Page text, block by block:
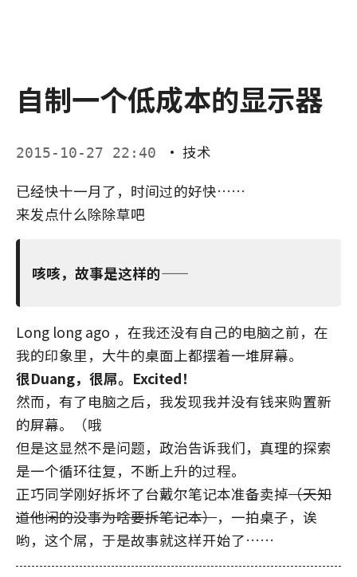
自制一个低成本的显示器
2015-10-27 22:40 · 技术
已经快十一月了，时间过的好快……
来发点什么除除草吧
咳咳，故事是这样的——
Long long ago ，在我还没有自己的电脑之前，在
我的印象里，大牛的桌面上都摆着一堆屏幕。
很Duang，很屌。Excited！
然而，有了电脑之后，我发现我并没有钱来购置新
的屏幕。（哦
但是这显然不是问题，政治告诉我们，真理的探索
是一个循环往复，不断上升的过程。
正巧同学刚好拆坏了台戴尔笔记本准备卖掉（天知
道他闲的没事为啥要拆笔记本），一拍桌子，诶
哟，这个屌，于是故事就这样开始了……